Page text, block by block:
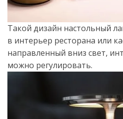
Такой дизайн настольный
в интерьер ресторана или
направленный вниз свет,
можно регулировать.